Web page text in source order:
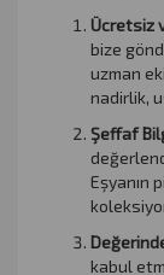
Ücretsiz
bize
uzman
nadirlik,
Şeffaf
Eşyanın
kabul